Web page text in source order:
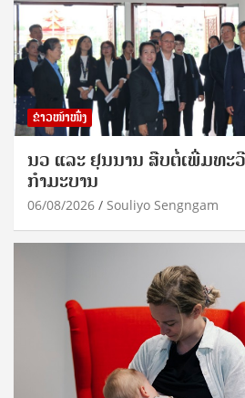
ຂ່າວໜ້າໜຶ່ງ
ນວ ແລະ ຢຸນນານ ສືບຕໍ່ເພີ່ມທະ
ກຳມະບານ
06/08/2026 Souliyo Sengngam